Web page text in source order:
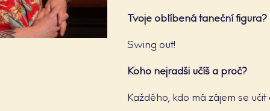
Tvoje oblíbená taneční figura?
Swing out!
Koho nejradši učíš a proč?
Každého, kdo má zájem se